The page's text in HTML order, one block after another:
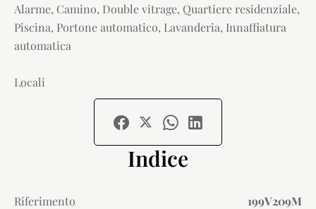
Alarme, Camino, Double vitrage, Quartiere residenziale,
Piscina, Portone automatico, Lavanderia, Innaffiatura
automatica
Locali
Indice
Riferimento 199V209M